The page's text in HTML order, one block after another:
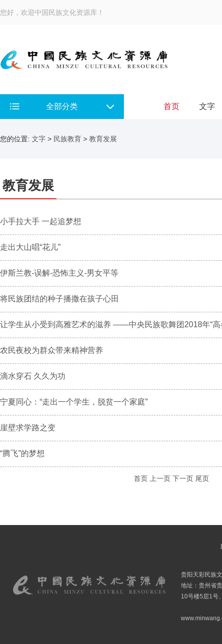
您好，欢迎中国民族文化资源库！
全部分类 首页 文字
您的位置: 文字 > 民族教育 > 教育发展
教育发展
小手拉大手 一起追梦想
走出大山唱“花儿”
伊斯兰教-误解-恐怖主义-男女平等
将民族团结的种子播撒在孩子心田
让学生从小受到高雅艺术的滋养 ——中央民族歌舞团2018年“高
农民夜校为群众带来精神营养
滴水穿石 久久为功
宁夏同心：“走出一个学生，脱贫一个家庭”
崖壁求学路之变
“腾飞”的梦想
首页 上一页 下一页 尾页
贵阳天彩民族
地址：贵州省
10号楼5层1号